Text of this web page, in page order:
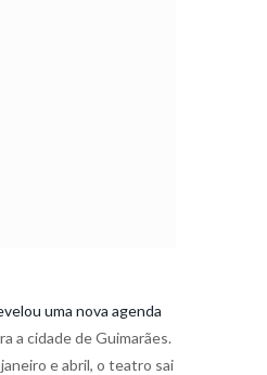
uma nova agenda
a cidade de Guimarães.
e abril, o teatro sai